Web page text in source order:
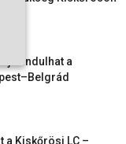
újraindulhat a
a Kiskőrösi LC –